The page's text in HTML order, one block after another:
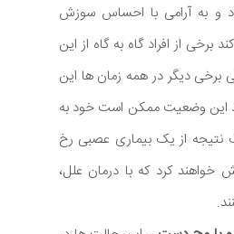
به آرامی با احساس سوزش
از افراد گاه به گاه از این
برخی دیگر در همه زمان ها این
این وضعیت ممکن است خود به
نتیجه از یک بیماری عصبی رخ
کرد که با درمان علل،